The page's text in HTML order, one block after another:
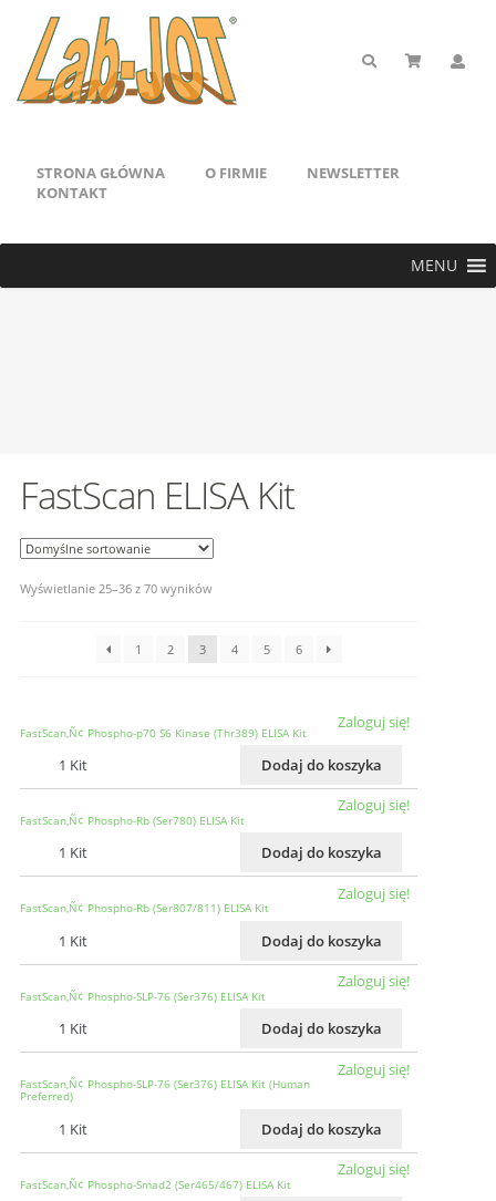
STRONA GŁÓWNA O FIRMIE
NEWSLETTER
KONTAKT
MENU
FastScan ELISA Kit
Wyświetlanie 25–36 z 70 wyników
1 2 3 4 5 6
FastScan‚Ñ¢ Phospho-p70 S6 Kinase (Thr389) ELISA Kit
1 Kit
Zaloguj się!
Dodaj do koszyka
FastScan‚Ñ¢ Phospho-Rb (Ser780) ELISA Kit
1 Kit
Zaloguj się!
Dodaj do koszyka
FastScan‚Ñ¢ Phospho-Rb (Ser807/811) ELISA Kit
1 Kit
Zaloguj się!
Dodaj do koszyka
FastScan‚Ñ¢ Phospho-SLP-76 (Ser376) ELISA Kit
1 Kit
Zaloguj się!
Dodaj do koszyka
FastScan‚Ñ¢ Phospho-SLP-76 (Ser376) ELISA Kit (Human
Preferred)
1 Kit
Zaloguj się!
Dodaj do koszyka
FastScan‚Ñ¢ Phospho-Smad2 (Ser465/467) ELISA Kit
Zaloguj się!